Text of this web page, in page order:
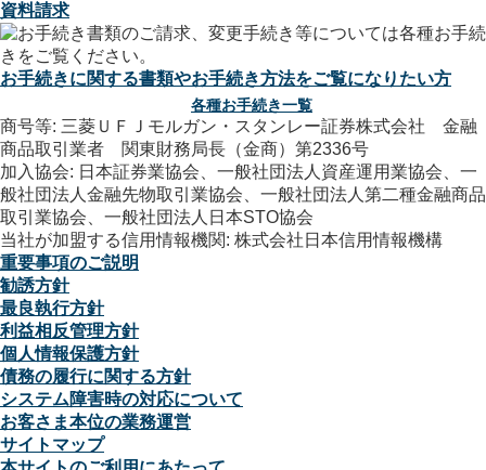
資料請求
お手続きに関する書類やお手続き方法をご覧になりたい方
各種お手続き一覧
商号等: 三菱ＵＦＪモルガン・スタンレー証券株式会社 金融
商品取引業者 関東財務局長（金商）第2336号
加入協会: 日本証券業協会、一般社団法人資産運用業協会、一
般社団法人金融先物取引業協会、一般社団法人第二種金融商品
取引業協会、一般社団法人日本STO協会
当社が加盟する信用情報機関: 株式会社日本信用情報機構
重要事項のご説明
勧誘方針
最良執行方針
利益相反管理方針
個人情報保護方針
債務の履行に関する方針
システム障害時の対応について
お客さま本位の業務運営
サイトマップ